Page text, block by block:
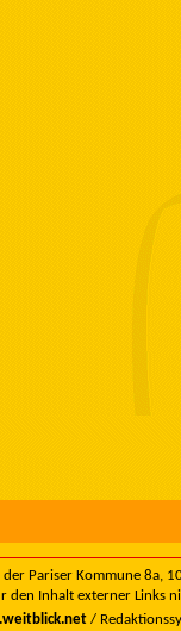
der Pariser Kommune
den Inhalt externer Links
/